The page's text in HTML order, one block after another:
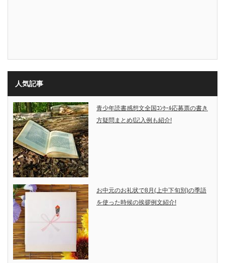
人気記事
青少年読書感想文全国ｺﾝｸｰﾙ応募票の書き
方疑問まとめ!記入例も紹介!
お中元のお礼状で8月(上中下旬別)の季語
を使った時候の挨拶例文紹介!